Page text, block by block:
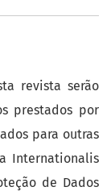
revista serão
prestados por
para outras
Internationalis
de Dados